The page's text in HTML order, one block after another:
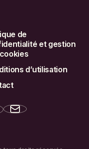
de
et gestion
d’utilisation